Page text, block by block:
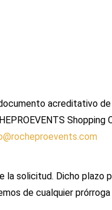
acreditativo
Shopping
la solicitud. Dicho plazo
de cualquier